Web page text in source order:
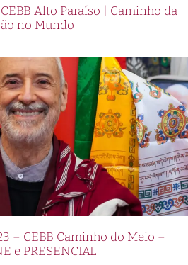
Alto Paraíso | Caminho da
no Mundo
– CEBB Caminho do Meio –
e PRESENCIAL